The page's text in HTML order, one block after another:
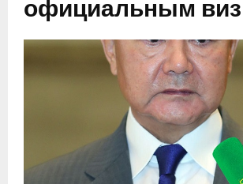
официальным